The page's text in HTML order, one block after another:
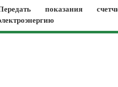
показания